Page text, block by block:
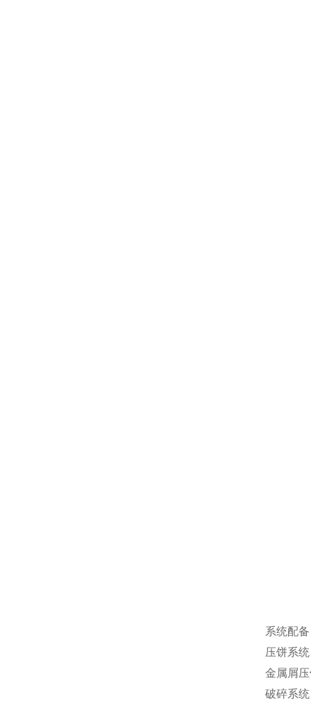
系统配
压饼系统
金属屑
破碎系统